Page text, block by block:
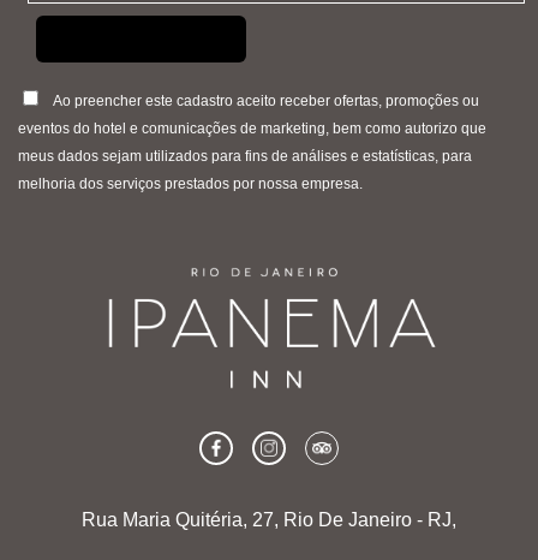
Ao preencher este cadastro aceito receber ofertas, promoções ou
eventos do hotel e comunicações de marketing, bem como autorizo que
meus dados sejam utilizados para fins de análises e estatísticas, para
melhoria dos serviços prestados por nossa empresa.
Rua Maria Quitéria, 27, Rio De Janeiro - RJ,